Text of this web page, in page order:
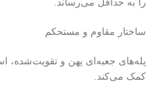
را به حداقل می‌رساند.
ساختار مقاوم و مستحکم
پله‌های جعبه‌ای پهن و تقویت‌شده،
کمک می‌کند.